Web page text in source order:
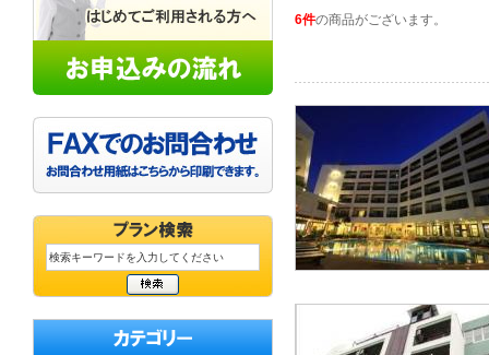
6件の商品がございます。